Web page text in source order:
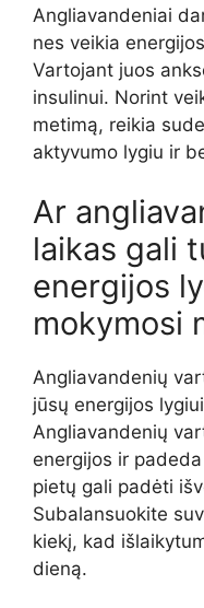
Angliavandeniai
nes veikia
Vartojant juos
insulinui. Norint
metimą, reikia
aktyvumo lygiu ir
Ar
laikas gali
energijos
mokymosi
Angliavandenių
jūsų energijos
Angliavandenių
energijos ir
pietų gali padėti
Subalansuokite
kiekį, kad
dieną.